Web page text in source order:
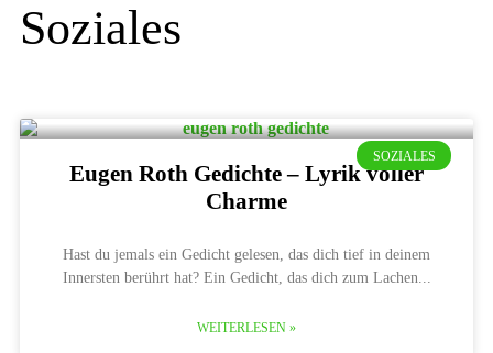
Soziales
SOZIALES
Eugen Roth Gedichte – Lyrik voller
Charme
Hast du jemals ein Gedicht gelesen, das dich tief in deinem
Innersten berührt hat? Ein Gedicht, das dich zum Lachen
WEITERLESEN »